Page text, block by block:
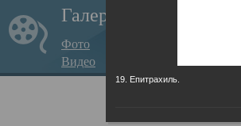
Галерея
Фото
Видео
19. Епитрахиль.